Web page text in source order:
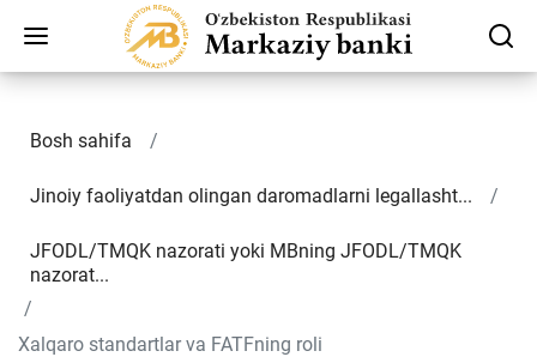
Bosh sahifa
Jinoiy faoliyatdan olingan daromadlarni legallasht...
JFODL/TMQK nazorati yoki MBning JFODL/TMQK
nazorat...
Xalqaro standartlar va FATFning roli